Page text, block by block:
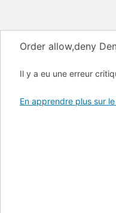
Order allow,deny
Il y a eu une erreur
En apprendre plus sur